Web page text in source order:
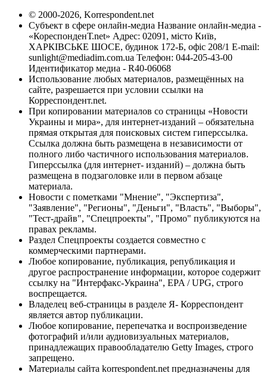
© 2000-2026, Korrespondent.net
Субъект в сфере онлайн-медиа Название онлайн-медиа -
«КореспонденТ.net» Адрес: 02091, місто Київ,
ХАРКІВСЬКЕ ШОСЕ, будинок 172-Б, офіс 208/1 E-mail:
sunlight@mediadim.com.ua Телефон: 044-205-43-00
Идентификатор медиа - R40-06068
Использование любых материалов, размещённых на
сайте, разрешается при условии ссылки на
Корреспондент.net.
При копировании материалов со страницы «Новости
Украины и мира», для интернет-изданий – обязательна
прямая открытая для поисковых систем гиперссылка.
Ссылка должна быть размещена в независимости от
полного либо частичного использования материалов.
Гиперссылка (для интернет- изданий) – должна быть
размещена в подзаголовке или в первом абзаце
материала.
Новости с пометками "Мнение", "Экспертиза",
"Заявление", "Регионы", "Деньги", "Власть", "Выборы",
"Тест-драйв", "Спецпроекты", "Промо" публикуются на
правах рекламы.
Раздел Спецпроекты создается совместно с
коммерческими партнерами.
Любое копирование, публикация, републикация и
другое распространение информации, которое содержит
ссылку на "Интерфакс-Украина", EPA / UPG, строго
воспрещается.
Владелец веб-страницы в разделе Я- Корреспондент
является автор публикации.
Любое копирование, перепечатка и воспроизведение
фотографий и/или аудиовизуальных материалов,
принадлежащих правообладателю Getty Images, строго
запрещено.
Материалы сайта korrespondent.net предназначены для